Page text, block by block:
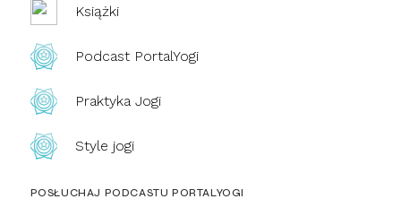
Książki
Podcast PortalYogi
Praktyka Jogi
Style jogi
POSŁUCHAJ PODCASTU PORTALYOGI